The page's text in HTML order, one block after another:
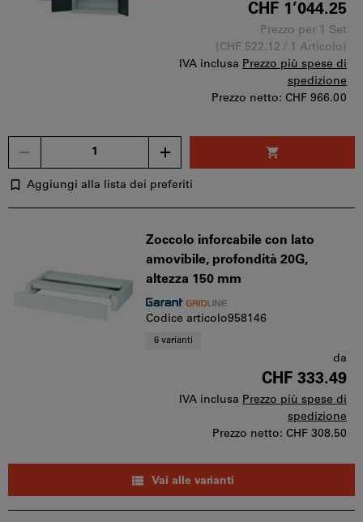
CHF 1’044.25
Prezzo per 1 Set
(CHF 522.12 / 1 Articolo)
IVA inclusa Prezzo più spese di
spedizione
Prezzo netto: CHF 966.00
Aggiungi alla lista dei preferiti
Zoccolo inforcabile con lato
amovibile, profondità 20G,
altezza 150 mm
Codice articolo958146
6 varianti
da
CHF 333.49
IVA inclusa Prezzo più spese di
spedizione
Prezzo netto: CHF 308.50
Vai alle varianti